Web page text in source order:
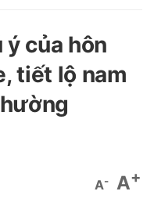
ý của hôn
tiết lộ nam
A- A+